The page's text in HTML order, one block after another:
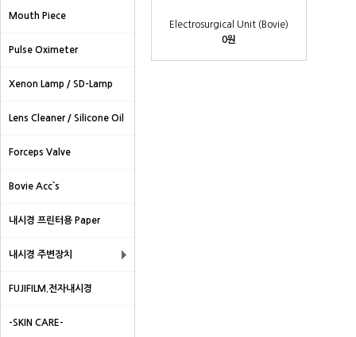
Mouth Piece
Pulse Oximeter
Xenon Lamp / SD-Lamp
Lens Cleaner / Silicone Oil
Forceps Valve
Bovie Acc`s
내시경 프린터용 Paper
내시경 주변장치
FUJIFILM.전자내시경
-SKIN CARE-
Electrosurgical Unit (Bovie)
0원